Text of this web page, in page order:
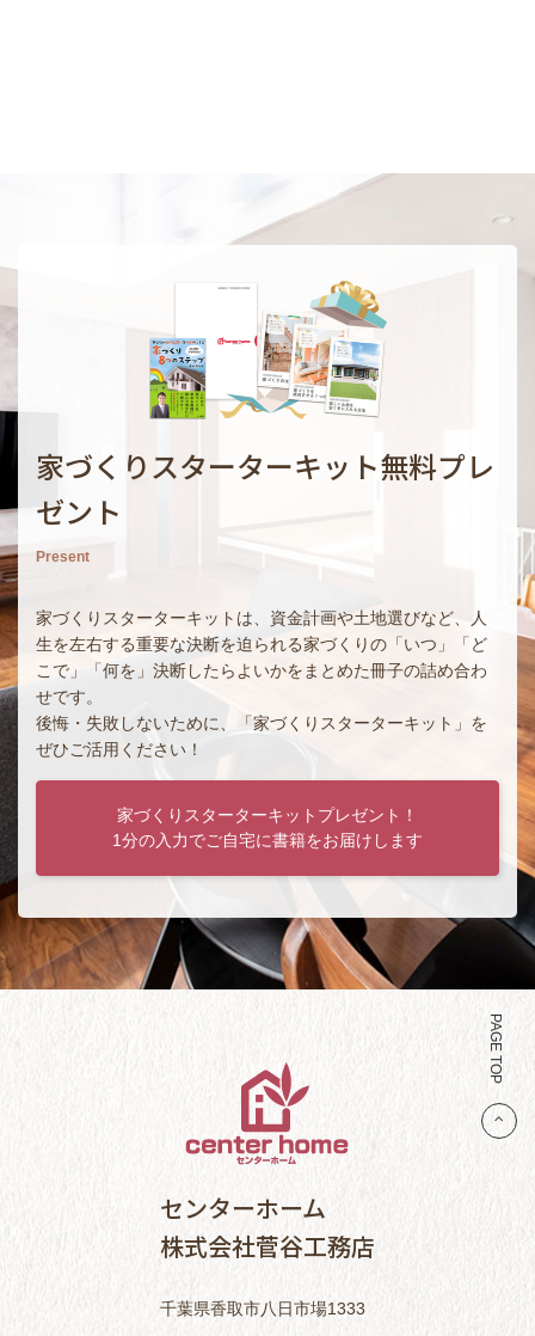
家づくりスターターキット無料プレ
ゼント
Present
家づくりスターターキットは、資金計画や土地選びなど、人
生を左右する重要な決断を迫られる家づくりの「いつ」「ど
こで」「何を」決断したらよいかをまとめた冊子の詰め合わ
せです。
後悔・失敗しないために、「家づくりスターターキット」を
ぜひご活用ください！
家づくりスターターキットプレゼント！
1分の入力でご自宅に書籍をお届けします
PAGE TOP
センターホーム
株式会社菅谷工務店
千葉県香取市八日市場1333